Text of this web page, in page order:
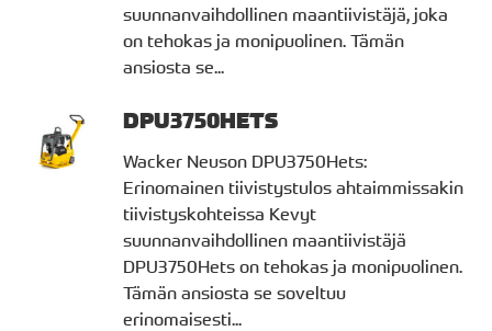
suunnanvaihdollinen maantiivistäjä, joka
on tehokas ja monipuolinen. Tämän
ansiosta se...
DPU3750HETS
Wacker Neuson DPU3750Hets:
Erinomainen tiivistystulos ahtaimmissakin
tiivistyskohteissa Kevyt
suunnanvaihdollinen maantiivistäjä
DPU3750Hets on tehokas ja monipuolinen.
Tämän ansiosta se soveltuu
erinomaisesti...